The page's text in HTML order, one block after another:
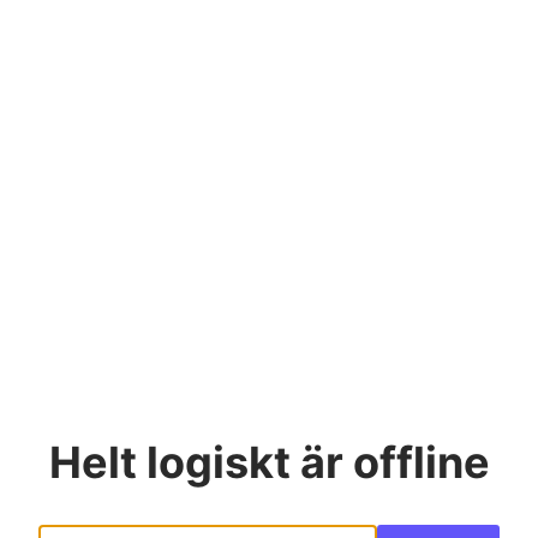
Helt logiskt är offline